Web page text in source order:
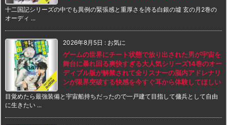
十二国記シリーズの中でも異例の緊張感と重厚さを誇る白銀の墟 玄の月2巻の
オーディ ...
2026年8月5日 : お気に
ゲームの世界にチート状態で放り出された男が宇宙を
舞台に暴れ回る爽快すぎる大人気シリーズ14巻のオー
ディブル版が解禁されて全リスナーの脳内アドレナリ
ンが限界突破する快感を今すぐ耳から体験してほしい
目覚めたら最強装備と宇宙船持ちだったので一戸建て目指して傭兵として自由
に生きたい ...